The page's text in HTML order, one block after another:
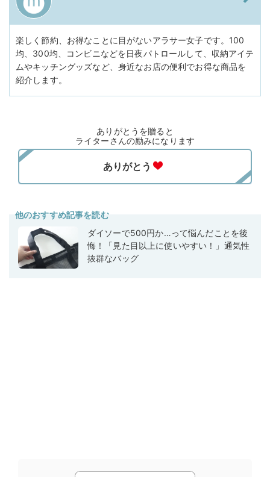
楽しく節約、お得なことに目がないアラサー女子です。100
均、300均、コンビニなどを日夜パトロールして、収納アイテ
ムやキッチングッズなど、身近なお店の便利でお得な商品を
紹介します。
ありがとうを贈ると
ライターさんの励みになります
他のおすすめ記事を読む
ダイソーで500円か…って悩んだことを後
悔！「見た目以上に使いやすい！」通気性
抜群なバッグ